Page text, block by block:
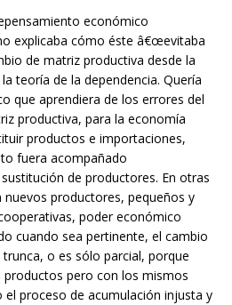
económico
explicaba cómo éste â€œevitaba
de matriz productiva desde la
teoría de la dependencia. Quería
que aprendiera de los errores del
productiva, para la economía
productos e importaciones,
fuera acompañado
de productores. En otras
nuevos productores, pequeños y
poder económico
cuando sea pertinente, el cambio
o es sólo parcial, porque
pero con los mismos
proceso de acumulación injusta y